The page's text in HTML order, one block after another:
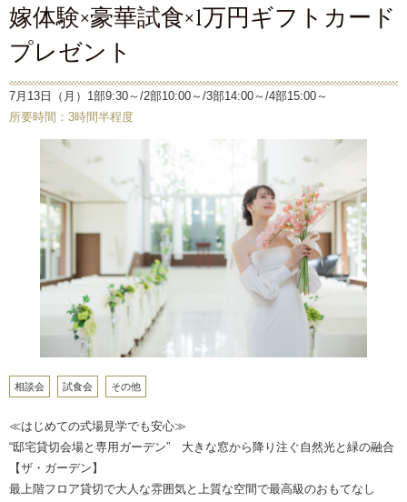
嫁体験×豪華試食×1万円ギフトカード
プレゼント
7月13日（月）1部9:30～/2部10:00～/3部14:00～/4部15:00～
所要時間：3時間半程度
相談会 試食会 その他
≪はじめての式場見学でも安心≫
“邸宅貸切会場と専用ガーデン” 大きな窓から降り注ぐ自然光と緑の融合
【ザ・ガーデン】
最上階フロア貸切で大人な雰囲気と上質な空間で最高級のおもてなし